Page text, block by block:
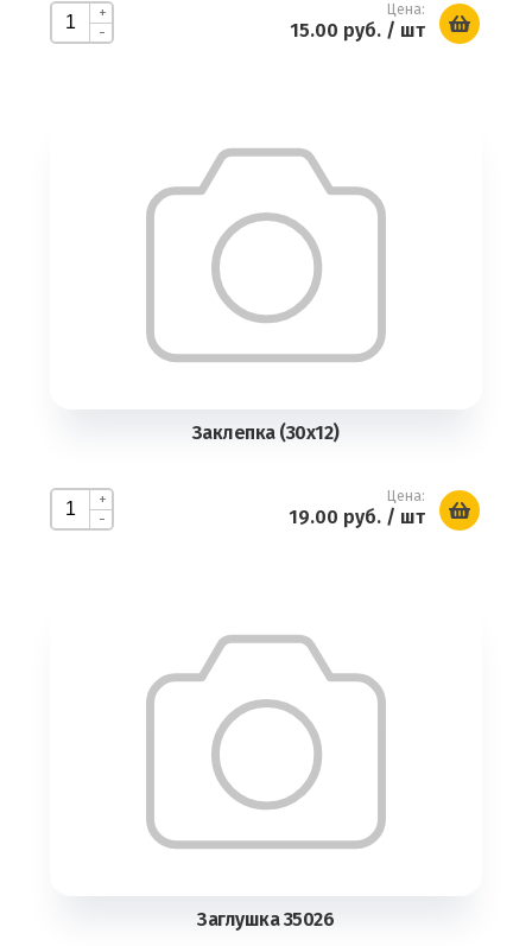
+
-
Цена:
15.00 руб./ шт
Заклепка (30х12)
+
-
Цена:
19.00 руб./ шт
Заглушка 35026